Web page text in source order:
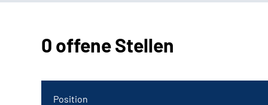
0 offene Stellen
Position